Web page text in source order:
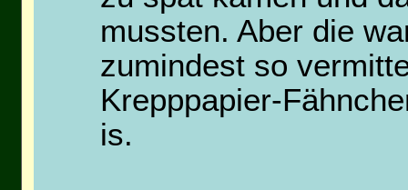
mussten. Aber die
zumindest so
Krepppapier-
is.